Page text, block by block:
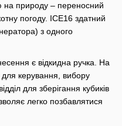
на природу – переносний
погоду. ICE16 здатний
з одного
є відкидна ручка. На
керування, вибору
для зберігання кубиків
легко позбавлятися